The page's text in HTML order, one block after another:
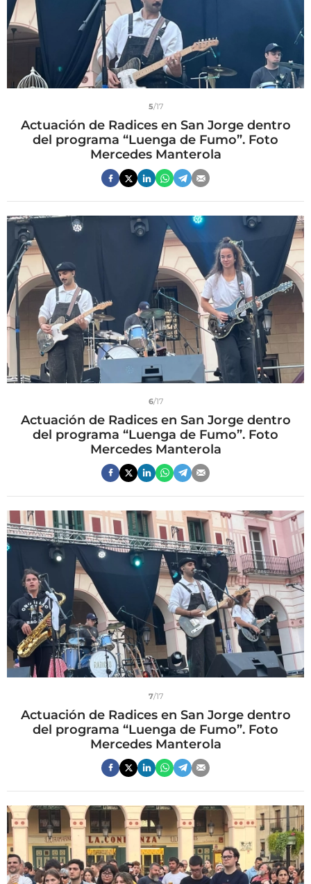
5/17
Actuación de Radices en San Jorge dentro
del programa “Luenga de Fumo”. Foto
Mercedes Manterola
6/17
Actuación de Radices en San Jorge dentro
del programa “Luenga de Fumo”. Foto
Mercedes Manterola
7/17
Actuación de Radices en San Jorge dentro
del programa “Luenga de Fumo”. Foto
Mercedes Manterola